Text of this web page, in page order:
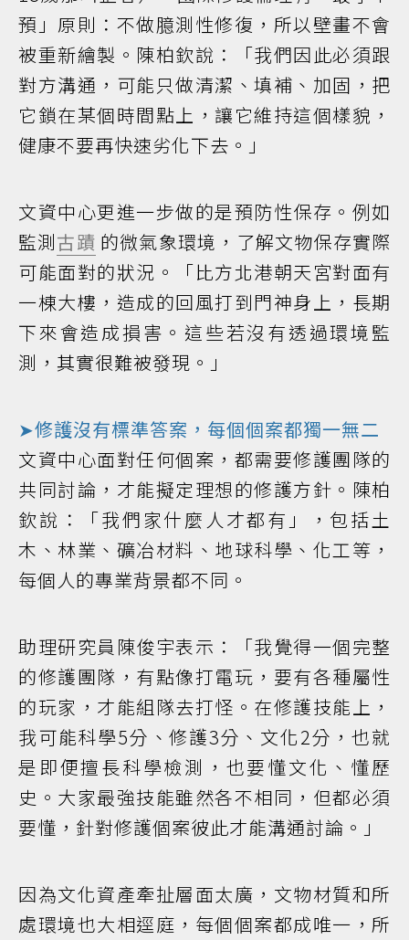
預」原則：不做臆測性修復，所以壁畫不會
被重新繪製。陳柏欽說：「我們因此必須跟
對方溝通，可能只做清潔、填補、加固，把
它鎖在某個時間點上，讓它維持這個樣貌，
健康不要再快速劣化下去。」
文資中心更進一步做的是預防性保存。例如
監測古蹟 的微氣象環境，了解文物保存實際
可能面對的狀況。「比方北港朝天宮對面有
一棟大樓，造成的回風打到門神身上，長期
下來會造成損害。這些若沒有透過環境監
測，其實很難被發現。」
➤修護沒有標準答案，每個個案都獨一無二
文資中心面對任何個案，都需要修護團隊的
共同討論，才能擬定理想的修護方針。陳柏
欽說：「我們家什麼人才都有」，包括土
木、林業、礦冶材料、地球科學、化工等，
每個人的專業背景都不同。
助理研究員陳俊宇表示：「我覺得一個完整
的修護團隊，有點像打電玩，要有各種屬性
的玩家，才能組隊去打怪。在修護技能上，
我可能科學5分、修護3分、文化2分，也就
是即便擅長科學檢測，也要懂文化、懂歷
史。大家最強技能雖然各不相同，但都必須
要懂，針對修護個案彼此才能溝通討論。」
因為文化資產牽扯層面太廣，文物材質和所
處環境也大相逕庭，每個個案都成唯一，所